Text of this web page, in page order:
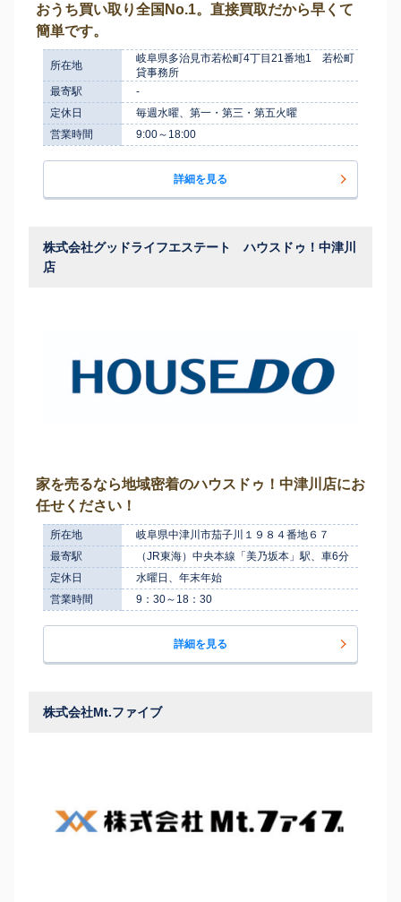
おうち買い取り全国No.1。直接買取だから早くて
簡単です。
所在地
岐阜県多治見市若松町4丁目21番地1 若松町
貸事務所
最寄駅
-
定休日
毎週水曜、第一・第三・第五火曜
営業時間
9:00～18:00
詳細を見る
株式会社グッドライフエステート ハウスドゥ！中津川
店
家を売るなら地域密着のハウスドゥ！中津川店にお
任せください！
所在地
岐阜県中津川市茄子川１９８４番地６７
最寄駅
（JR東海）中央本線「美乃坂本」駅、車6分
定休日
水曜日、年末年始
営業時間
9：30～18：30
詳細を見る
株式会社Mt.ファイブ